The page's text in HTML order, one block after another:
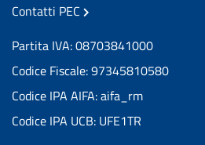
Contatti PEC
Partita IVA: 08703841000
Codice Fiscale: 97345810580
Codice IPA AIFA: aifa_rm
Codice IPA UCB: UFE1TR